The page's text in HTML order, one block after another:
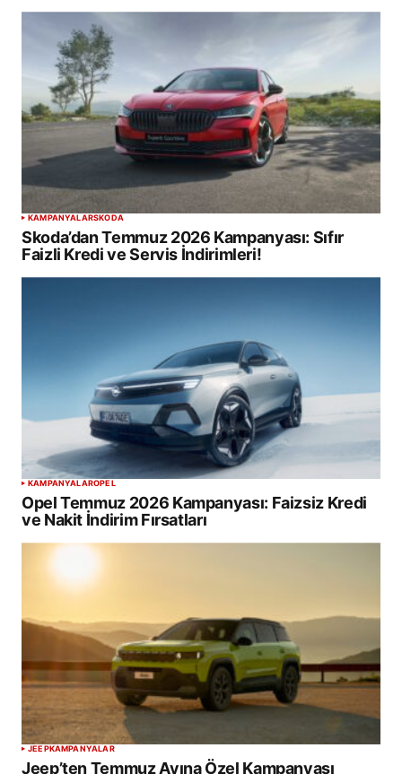
KAMPANYALARSKODA
Skoda’dan Temmuz 2026 Kampanyası: Sıfır
Faizli Kredi ve Servis İndirimleri!
KAMPANYALAROPEL
Opel Temmuz 2026 Kampanyası: Faizsiz Kredi
ve Nakit İndirim Fırsatları
JEEPKAMPANYALAR
Jeep’ten Temmuz Ayına Özel Kampanyası